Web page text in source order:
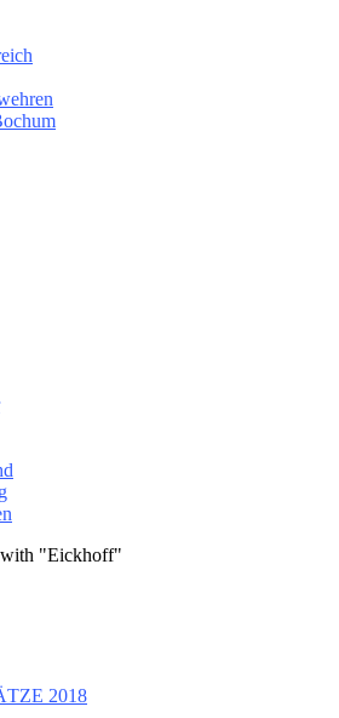
with "Eickhoff"
2018